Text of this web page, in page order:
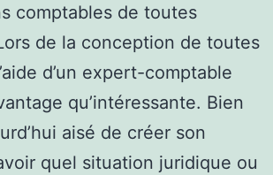
comptables de toutes
de la conception de toutes
d’un expert-comptable
qu’intéressante. Bien
aisé de créer son
quel situation juridique ou